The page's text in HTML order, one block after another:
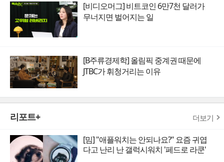
[비디오머그] 비트코인 6만7천 달러가
무너지면 벌어지는 일
[B주류경제학] 올림픽 중계권 때문에
JTBC가 휘청거리는 이유
리포트+ 더보기
[밈] "애플워치는 안되나요?" 요즘 귀엽
다고 난리 난 갤럭시워치 '페드로 라쿤'